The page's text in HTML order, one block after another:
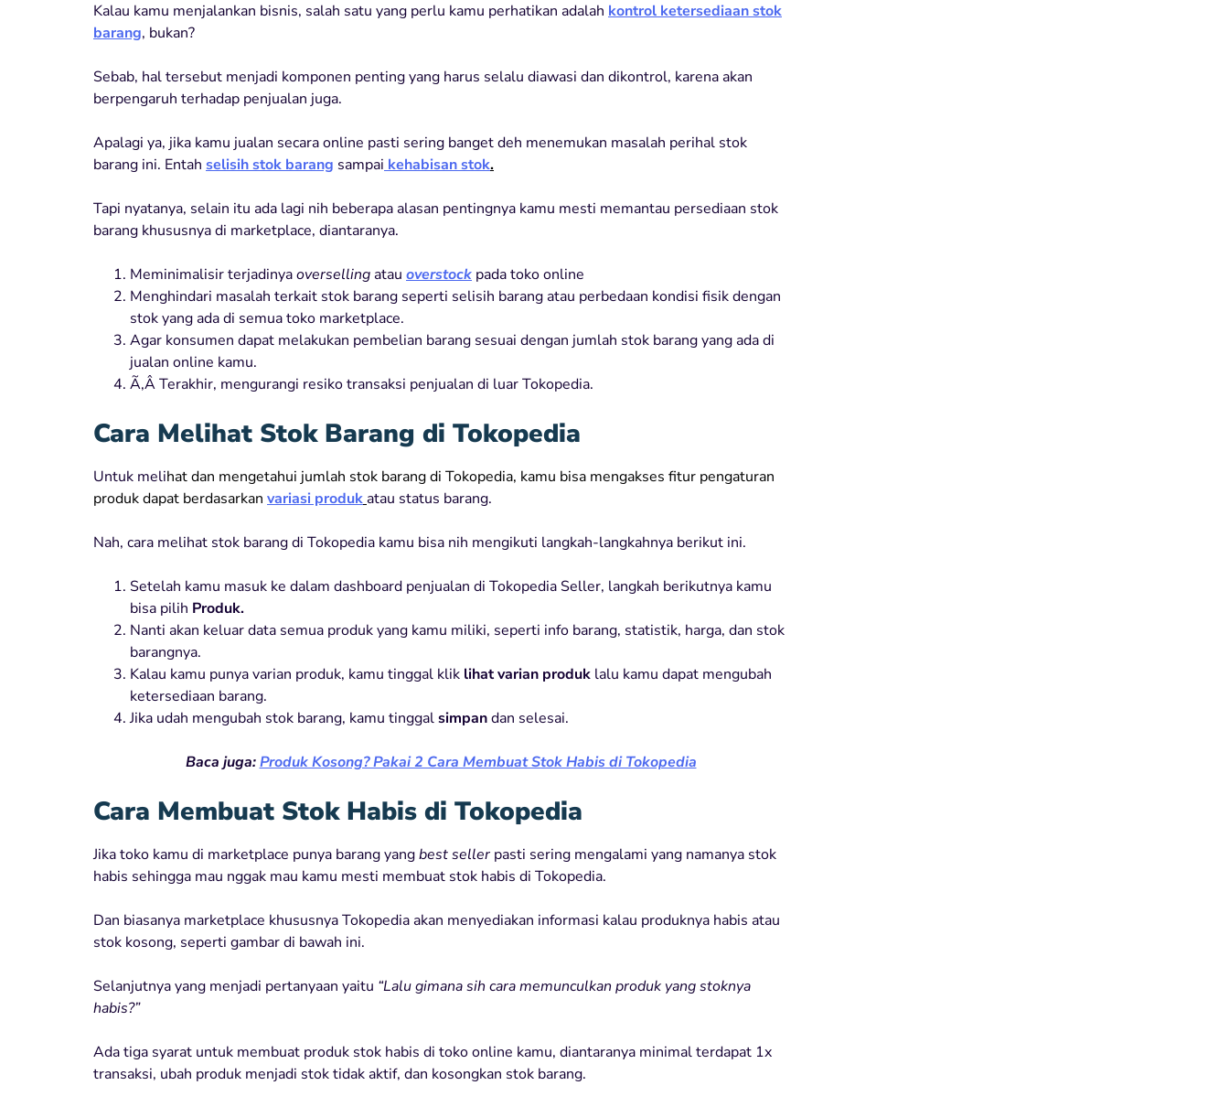
Kalau kamu menjalankan bisnis, salah satu yang perlu kamu perhatikan adalah kontrol ketersediaan stok
barang, bukan?
Sebab, hal tersebut menjadi komponen penting yang harus selalu diawasi dan dikontrol, karena akan
berpengaruh terhadap penjualan juga.
Apalagi ya, jika kamu jualan secara online pasti sering banget deh menemukan masalah perihal stok
barang ini. Entah selisih stok barang sampai kehabisan stok.
Tapi nyatanya, selain itu ada lagi nih beberapa alasan pentingnya kamu mesti memantau persediaan stok
barang khususnya di marketplace, diantaranya.
Meminimalisir terjadinyaoversellingatau overstock pada toko online
Menghindari masalah terkait stok barang seperti selisih barang atau perbedaan kondisi fisik dengan
stok yang ada di semua toko marketplace.
Agar konsumen dapat melakukan pembelian barang sesuai dengan jumlah stok barang yang ada di
jualan online kamu.
Ã‚Â Terakhir, mengurangi resiko transaksi penjualan di luar Tokopedia.
Cara Melihat Stok Barang di Tokopedia
Untuk melihat dan mengetahui jumlah stok barang di Tokopedia, kamu bisa mengakses fitur pengaturan
produk dapat berdasarkan variasi produkatau status barang.
Nah, cara melihat stok barang di Tokopedia kamu bisa nih mengikuti langkah-langkahnya berikut ini.
Setelah kamu masuk ke dalam dashboard penjualan di Tokopedia Seller, langkah berikutnya kamu
bisa pilih Produk.
Nanti akan keluar data semua produk yang kamu miliki, seperti info barang, statistik, harga, dan stok
barangnya.
Kalau kamu punya varian produk, kamu tinggal klik lihat varian produk lalu kamu dapat mengubah
ketersediaan barang.
Jika udah mengubah stok barang, kamu tinggalsimpandan selesai.
Baca juga:Produk Kosong? Pakai 2 Cara Membuat Stok Habis di Tokopedia
Cara Membuat Stok Habis di Tokopedia
Jika toko kamu di marketplace punya barang yangbest seller pasti sering mengalami yang namanya stok
habis sehingga mau nggak mau kamu mesti membuat stok habis di Tokopedia.
Dan biasanya marketplace khususnya Tokopedia akan menyediakan informasi kalau produknya habis atau
stok kosong, seperti gambar di bawah ini.
Selanjutnya yang menjadi pertanyaan yaitu “Lalu gimana sih cara memunculkan produk yang stoknya
habis?”
Ada tiga syarat untuk membuat produk stok habis di toko online kamu, diantaranya minimal terdapat 1x
transaksi, ubah produk menjadi stok tidak aktif, dan kosongkan stok barang.